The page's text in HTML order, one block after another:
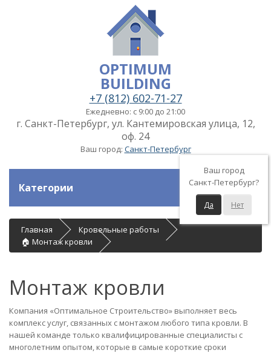
OPTIMUM
BUILDING
+7 (812) 602-71-27
Ежедневно: с 9:00 до 21:00
г. Санкт-Петербург, ул. Кантемировская улица, 12,
оф. 24
Ваш город: Санкт-Петербург
Ваш город
Санкт-Петербург?
Да Нет
Категории
Главная
Кровельные работы
🏠 Монтаж кровли
Монтаж кровли
Компания «Оптимальное Строительство» выполняет весь
комплекс услуг, связанных с монтажом любого типа кровли. В
нашей команде только квалифицированные специалисты с
многолетним опытом, которые в самые короткие сроки